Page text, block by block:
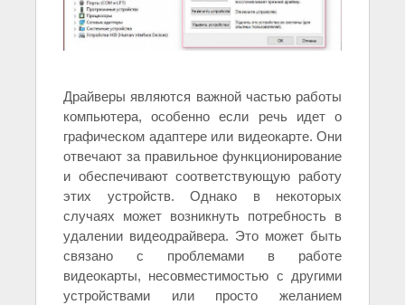
Драйверы являются важной частью работы
компьютера, особенно если речь идет о
графическом адаптере или видеокарте. Они
отвечают за правильное функционирование
и обеспечивают соответствующую работу
этих устройств. Однако в некоторых
случаях может возникнуть потребность в
удалении видеодрайвера. Это может быть
связано с проблемами в работе
видеокарты, несовместимостью с другими
устройствами или просто желанием